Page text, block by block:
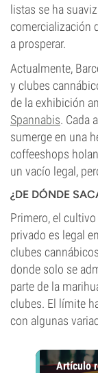
listas se ha
comercialización
a prosperar.
Actualmente,
y clubes
de la exhibición
Spannabis. Cada
sumerge en una
coffeeshops
un vacío legal,
¿DE DÓNDE
Primero, el
privado es legal
clubes
donde solo se
parte de la
clubes. El límite
con algunas
Artículo